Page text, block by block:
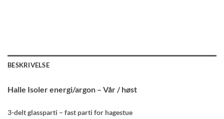
BESKRIVELSE
Halle Isoler energi/argon – Vår / høst
3-delt glassparti – fast parti for hagestue